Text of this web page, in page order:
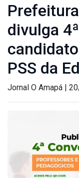
divulga
PSS da
Jornal O Amapá |